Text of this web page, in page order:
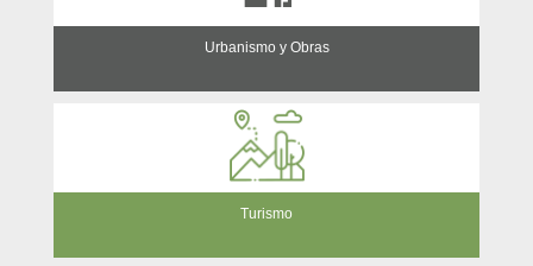
Urbanismo y Obras
Turismo